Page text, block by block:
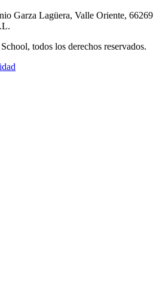
Garza Lagüera, Valle Oriente, 66269
todos los derechos reservados.